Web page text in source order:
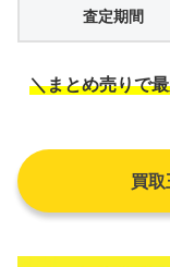
査定期間
＼まとめ売りで
買